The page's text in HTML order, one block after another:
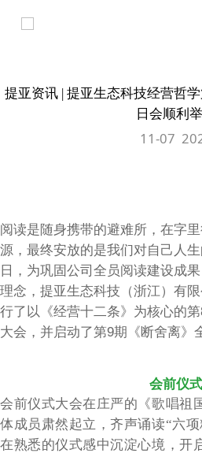
提亚资讯 | 提亚生态科技经营哲
日会顺利
11-07
阅读是随身携带的避难所，在字
源，最终安放的是我们对自己人
日，为巩固公司全员阅读建设成
理念，提亚生态科技（浙江）有
行了以《经营十二条》为核心的
大会，并启动了第9期《断舍离》
会前仪式
会前仪式大会在庄严的《歌唱祖
体成员肃然起立，齐声诵读“六项
在熟悉的仪式感中沉淀心境，开